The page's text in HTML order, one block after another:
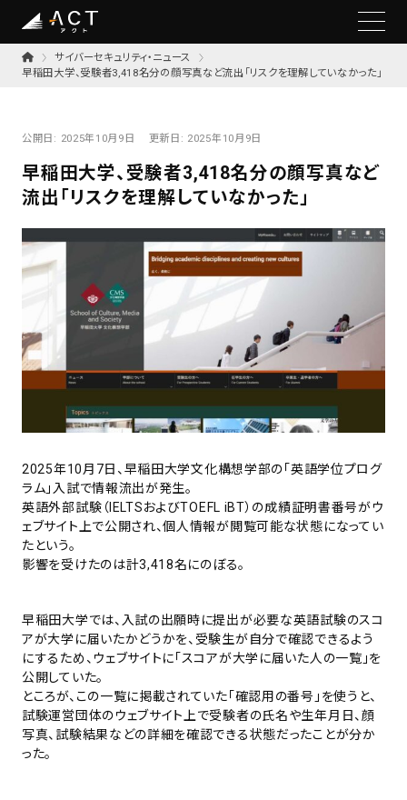
サイバーセキュリティ・ニュース
早稲田大学、受験者3,418名分の顔写真など流出「リスクを理解していなかった」
公開日: 2025年10月9日 更新日: 2025年10月9日
早稲田大学、受験者3,418名分の顔写真など
流出「リスクを理解していなかった」
2025年10月7日、早稲田大学文化構想学部の「英語学位プログ
ラム」入試で情報流出が発生。
英語外部試験（IELTSおよびTOEFL iBT）の成績証明書番号がウ
ェブサイト上で公開され、個人情報が閲覧可能な状態になってい
たという。
影響を受けたのは計3,418名にのぼる。
早稲田大学では、入試の出願時に提出が必要な英語試験のスコ
アが大学に届いたかどうかを、受験生が自分で確認できるよう
にするため、ウェブサイトに「スコアが大学に届いた人の一覧」を
公開していた。
ところが、この一覧に掲載されていた「確認用の番号」を使うと、
試験運営団体のウェブサイト上で受験者の氏名や生年月日、顔
写真、試験結果などの詳細を確認できる状態だったことが分か
った。